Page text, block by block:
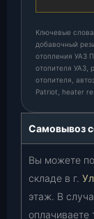
Ключевые слова
добавочный
отопления УАЗ
отопителя УАЗ,
отопителя,
Patriot, heater
Самовывоз
Вы можете
складе в г.
этаж. В
оплачиваете